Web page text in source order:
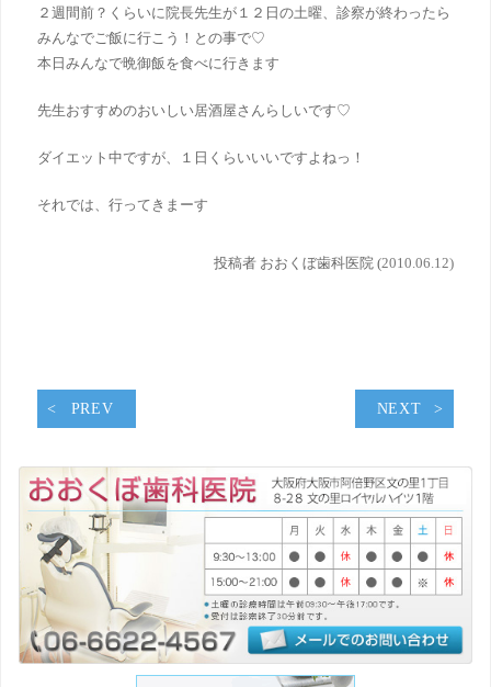
２週間前？くらいに院長先生が１２日の土曜、診察が終わったら
みんなでご飯に行こう！との事で♡
本日みんなで晩御飯を食べに行きます
先生おすすめのおいしい居酒屋さんらしいです♡
ダイエット中ですが、１日くらいいいですよねっ！
それでは、行ってきまーす
投稿者 おおくぼ歯科医院 (2010.06.12)
PREV NEXT